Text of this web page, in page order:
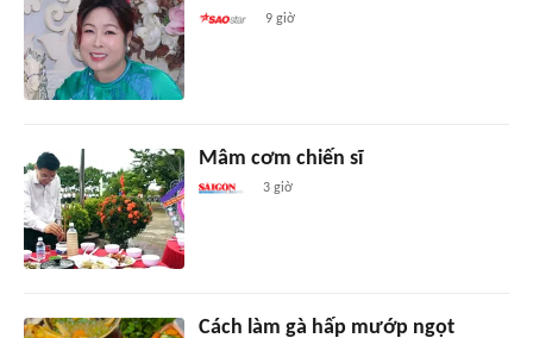
9 giờ
Mâm cơm chiến sĩ
3 giờ
Cách làm gà hấp mướp ngọt